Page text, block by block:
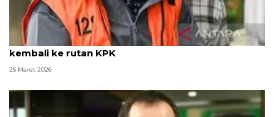
Kemarin, Kapolri soal arus balik hingga Yaqut
kembali ke rutan KPK
25 Maret 2026